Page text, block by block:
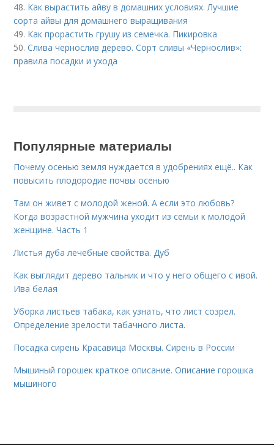
48. Как вырастить айву в домашних условиях. Лучшие
сорта айвы для домашнего выращивания
49. Как прорастить грушу из семечка. Пикировка
50.Слива чернослив дерево. Сорт сливы «Чернослив»:
правила посадки и ухода
Популярные материалы
Почему осенью земля нуждается в удобрениях ещё.. Как
повысить плодородие почвы осенью
Там он живет с молодой женой. А если это любовь?
Когда возрастной мужчина уходит из семьи к молодой
женщине. Часть 1
Листья дуба лечебные свойства. Дуб
Как выглядит дерево тальник и что у него общего с ивой.
Ива белая
Уборка листьев табака, как узнать, что лист созрел.
Определение зрелости табачного листа.
Посадка сирень Красавица Москвы. Сирень в России
Мышиный горошек краткое описание. Описание горошка
мышиного